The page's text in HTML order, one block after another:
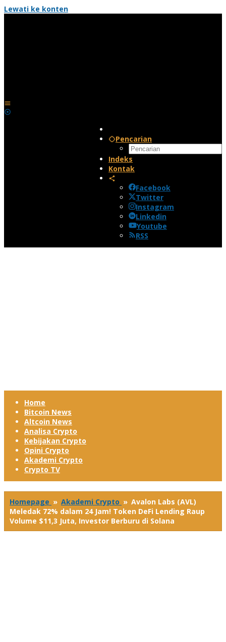
Lewati ke konten
Pencarian
Indeks
Kontak
Facebook
Twitter
Instagram
Linkedin
Youtube
RSS
Home
Bitcoin News
Altcoin News
Analisa Crypto
Kebijakan Crypto
Opini Crypto
Akademi Crypto
Crypto TV
Homepage » Akademi Crypto » Avalon Labs (AVL)
Meledak 72% dalam 24 Jam! Token DeFi Lending Raup
Volume $11,3 Juta, Investor Berburu di Solana